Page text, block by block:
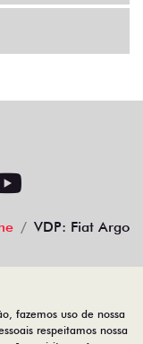
VDP: Fiat Argo
fazemos uso de nossa
respeitamos nossa